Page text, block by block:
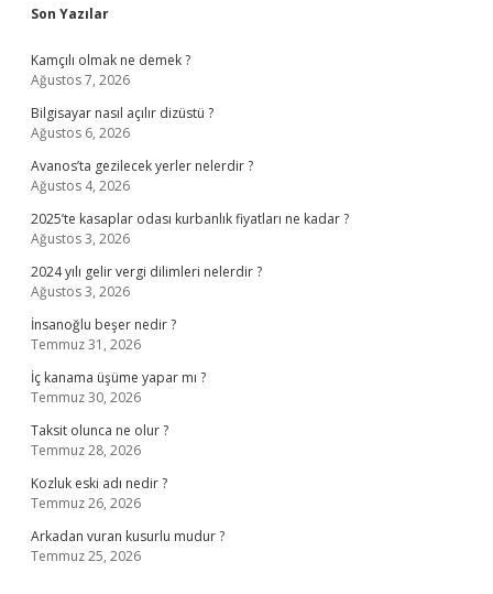
Sidebar
Son Yazılar
Kamçılı olmak ne demek ?
Ağustos 7, 2026
Bilgisayar nasıl açılır dizüstü ?
Ağustos 6, 2026
Avanos’ta gezilecek yerler nelerdir ?
Ağustos 4, 2026
2025’te kasaplar odası kurbanlık fiyatları ne kadar ?
Ağustos 3, 2026
2024 yılı gelir vergi dilimleri nelerdir ?
Ağustos 3, 2026
İnsanoğlu beşer nedir ?
Temmuz 31, 2026
İç kanama üşüme yapar mı ?
Temmuz 30, 2026
Taksit olunca ne olur ?
Temmuz 28, 2026
Kozluk eski adı nedir ?
Temmuz 26, 2026
Arkadan vuran kusurlu mudur ?
Temmuz 25, 2026